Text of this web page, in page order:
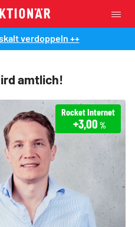
verdoppeln ++
amtlich!
Rocket Internet
+3,00 %